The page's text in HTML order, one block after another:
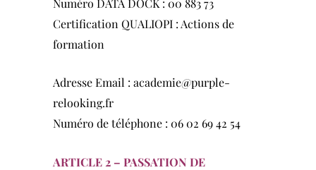
Certification QUALIOPI : Actions de
formation
Adresse Email : academie@purple-
relooking.fr
Numéro de téléphone : 06 02 69 42 54
ARTICLE 2 – PASSATION DE